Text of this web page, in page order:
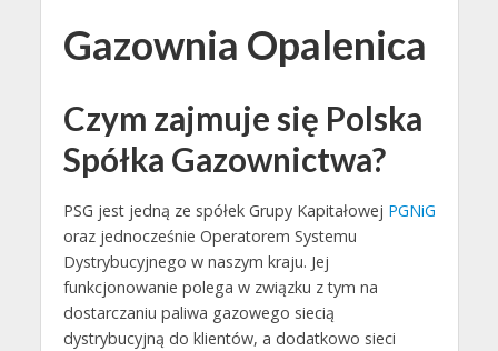
Gazownia Opalenica
Czym zajmuje się Polska
Spółka Gazownictwa?
PSG jest jedną ze spółek Grupy Kapitałowej PGNiG
oraz jednocześnie Operatorem Systemu
Dystrybucyjnego w naszym kraju. Jej
funkcjonowanie polega w związku z tym na
dostarczaniu paliwa gazowego siecią
dystrybucyjną do klientów, a dodatkowo sieci